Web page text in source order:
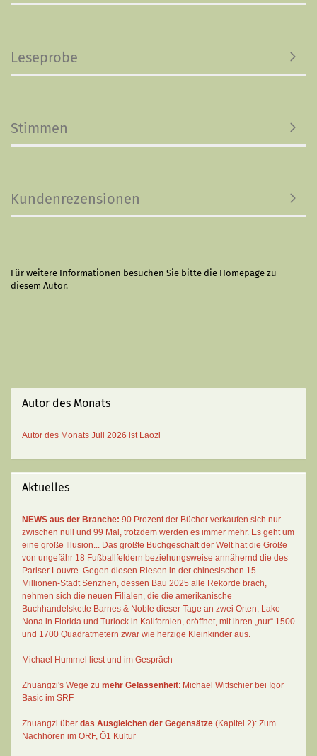
Leseprobe
Stimmen
Kundenrezensionen
Für weitere Informationen besuchen Sie bitte die Homepage zu
diesem Autor.
Autor des Monats
Autor des Monats Juli 2026 ist Laozi
Aktuelles
NEWS aus der Branche: 90 Prozent der Bücher verkaufen sich nur
zwischen null und 99 Mal , trotzdem werden es immer mehr. Es geht um
eine große Illusion... Das größte Buchgeschäft der Welt hat die Größe
von ungefähr 18 Fußballfeldern beziehungsweise annähernd die des
Pariser Louvre. Gegen diesen Riesen in der chinesischen 15-
Millionen-Stadt Senzhen, dessen Bau 2025 alle Rekorde brach,
nehmen sich die neuen Filialen, die die amerikanische
Buchhandelskette Barnes & Noble dieser Tage an zwei Orten, Lake
Nona in Florida und Turlock in Kalifornien, eröffnet, mit ihren „nur“ 1500
und 1700 Quadratmetern zwar wie herzige Kleinkinder aus.
Michael Hummel liest und im Gespräch
Zhuangzi's Wege zu mehr Gelassenheit: Michael Wittschier bei Igor
Basic im SRF
Zhuangzi über das Ausgleichen der Gegensätze (Kapitel 2): Zum
Nachhören im ORF, Ö1 Kultur